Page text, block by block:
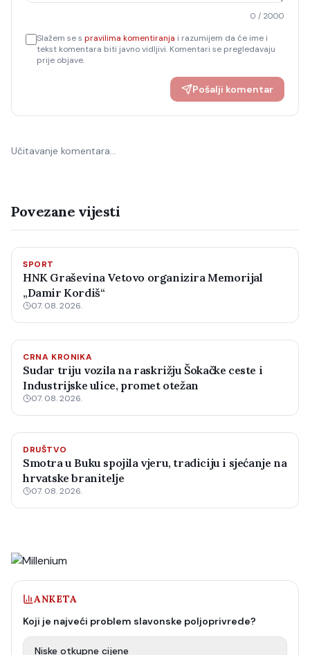
0 / 2000
Slažem se s pravilima komentiranja i razumijem da će ime i
tekst komentara biti javno vidljivi. Komentari se pregledavaju
prije objave.
Pošalji komentar
Učitavanje komentara…
Povezane vijesti
SPORT
HNK Graševina Vetovo organizira Memorijal
„Damir Kordiš“
07. 08. 2026.
CRNA KRONIKA
Sudar triju vozila na raskrižju Šokačke ceste i
Industrijske ulice, promet otežan
07. 08. 2026.
DRUŠTVO
Smotra u Buku spojila vjeru, tradiciju i sjećanje na
hrvatske branitelje
07. 08. 2026.
ANKETA
Koji je najveći problem slavonske poljoprivrede?
Niske otkupne cijene